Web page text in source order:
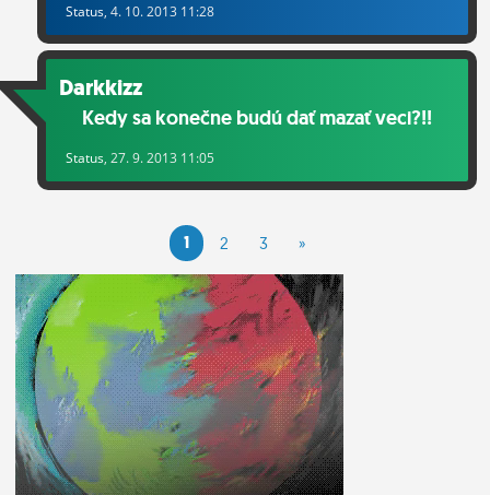
Status, 4. 10. 2013 11:28
Darkkizz
Kedy sa konečne budú dať mazať veci?!!
Status, 27. 9. 2013 11:05
1 2 3 »